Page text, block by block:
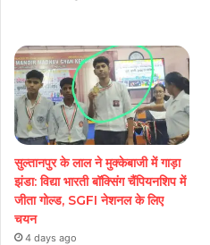
सुल्तानपुर के लाल ने मुक्केबाजी में गाड़ा
झंडा: विद्या भारती बॉक्सिंग चैंपियनशिप में
जीता गोल्ड, SGFI नेशनल के लिए
चयन
4 days ago